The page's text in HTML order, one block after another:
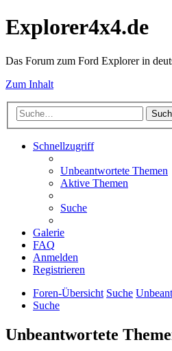
Explorer4x4.de
Das Forum zum Ford Explorer in
Zum Inhalt
Schnellzugriff
Unbeantwortete Themen
Aktive Themen
Suche
Galerie
FAQ
Anmelden
Registrieren
Foren-Übersicht Suche
Suche
Unbeantwortete